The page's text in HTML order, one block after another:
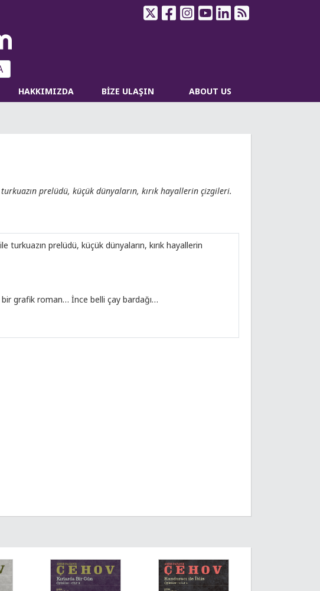
HAKKIMIZDA BİZE ULAŞIN ABOUT US
prelüdü, küçük dünyaların, kırık hayallerin çizgileri.
turkuazın prelüdü, küçük dünyaların, kırık hayallerin
grafik roman… İnce belli çay bardağı…